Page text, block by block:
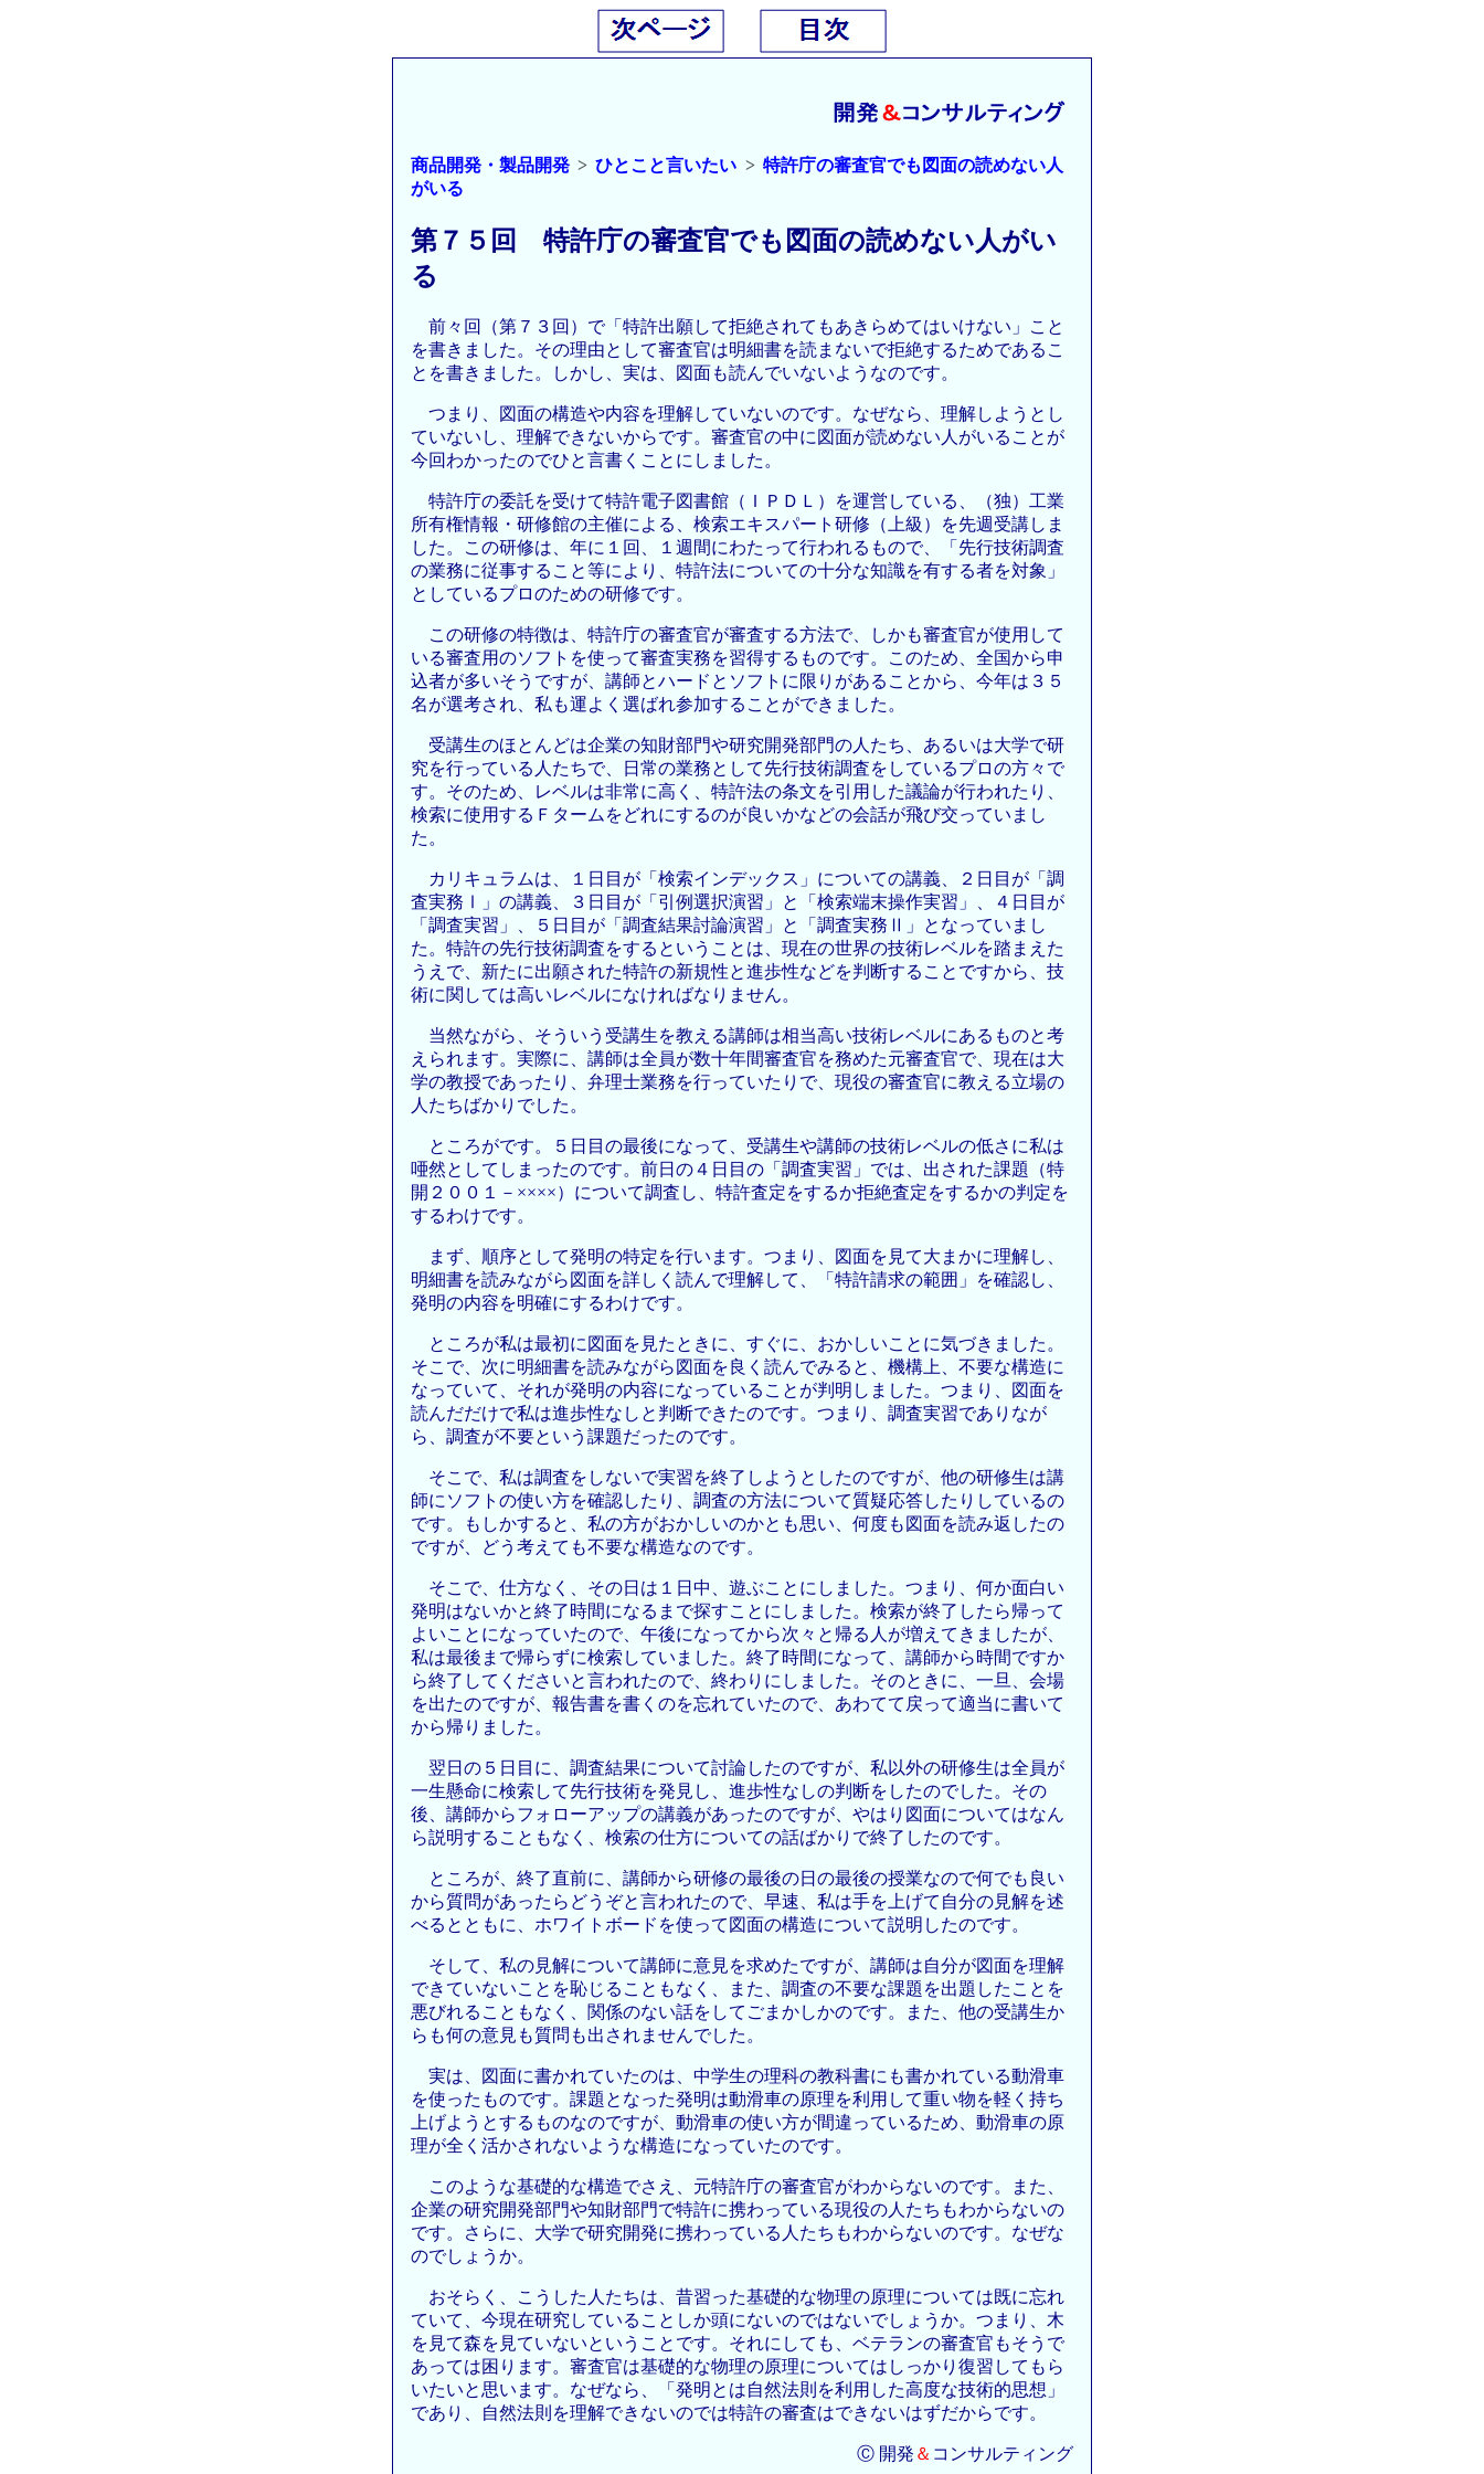
商品開発・製品開発 ひとこと言いたい
特許庁の審査官でも図面の読めない人
がいる
第７５回 特許庁の審査官でも図面の読めない人がい
る
前々回（第７３回）で「特許出願して拒絶されてもあきらめてはいけない」こと
を書きました。その理由として審査官は明細書を読まないで拒絶するためであるこ
とを書きました。しかし、実は、図面も読んでいないようなのです。
つまり、図面の構造や内容を理解していないのです。なぜなら、理解しようとし
ていないし、理解できないからです。審査官の中に図面が読めない人がいることが
今回わかったのでひと言書くことにしました。
特許庁の委託を受けて特許電子図書館（ＩＰＤＬ）を運営している、（独）工業
所有権情報・研修館の主催による、検索エキスパート研修（上級）を先週受講しま
した。この研修は、年に１回、１週間にわたって行われるもので、「先行技術調査
の業務に従事すること等により、特許法についての十分な知識を有する者を対象」
としているプロのための研修です。
この研修の特徴は、特許庁の審査官が審査する方法で、しかも審査官が使用して
いる審査用のソフトを使って審査実務を習得するものです。このため、全国から申
込者が多いそうですが、講師とハードとソフトに限りがあることから、今年は３５
名が選考され、私も運よく選ばれ参加することができました。
受講生のほとんどは企業の知財部門や研究開発部門の人たち、あるいは大学で研
究を行っている人たちで、日常の業務として先行技術調査をしているプロの方々で
す。そのため、レベルは非常に高く、特許法の条文を引用した議論が行われたり、
検索に使用するＦタームをどれにするのが良いかなどの会話が飛び交っていまし
た。
カリキュラムは、１日目が「検索インデックス」についての講義、２日目が「調
査実務Ⅰ」の講義、３日目が「引例選択演習」と「検索端末操作実習」、４日目が
「調査実習」、５日目が「調査結果討論演習」と「調査実務Ⅱ」となっていまし
た。特許の先行技術調査をするということは、現在の世界の技術レベルを踏まえた
うえで、新たに出願された特許の新規性と進歩性などを判断することですから、技
術に関しては高いレベルになければなりません。
当然ながら、そういう受講生を教える講師は相当高い技術レベルにあるものと考
えられます。実際に、講師は全員が数十年間審査官を務めた元審査官で、現在は大
学の教授であったり、弁理士業務を行っていたりで、現役の審査官に教える立場の
人たちばかりでした。
ところがです。５日目の最後になって、受講生や講師の技術レベルの低さに私は
唖然としてしまったのです。前日の４日目の「調査実習」では、出された課題（特
開２００１－××××）について調査し、特許査定をするか拒絶査定をするかの判定を
するわけです。
まず、順序として発明の特定を行います。つまり、図面を見て大まかに理解し、
明細書を読みながら図面を詳しく読んで理解して、「特許請求の範囲」を確認し、
発明の内容を明確にするわけです。
ところが私は最初に図面を見たときに、すぐに、おかしいことに気づきました。
そこで、次に明細書を読みながら図面を良く読んでみると、機構上、不要な構造に
なっていて、それが発明の内容になっていることが判明しました。つまり、図面を
読んだだけで私は進歩性なしと判断できたのです。つまり、調査実習でありなが
ら、調査が不要という課題だったのです。
そこで、私は調査をしないで実習を終了しようとしたのですが、他の研修生は講
師にソフトの使い方を確認したり、調査の方法について質疑応答したりしているの
です。もしかすると、私の方がおかしいのかとも思い、何度も図面を読み返したの
ですが、どう考えても不要な構造なのです。
そこで、仕方なく、その日は１日中、遊ぶことにしました。つまり、何か面白い
発明はないかと終了時間になるまで探すことにしました。検索が終了したら帰って
よいことになっていたので、午後になってから次々と帰る人が増えてきましたが、
私は最後まで帰らずに検索していました。終了時間になって、講師から時間ですか
ら終了してくださいと言われたので、終わりにしました。そのときに、一旦、会場
を出たのですが、報告書を書くのを忘れていたので、あわてて戻って適当に書いて
から帰りました。
翌日の５日目に、調査結果について討論したのですが、私以外の研修生は全員が
一生懸命に検索して先行技術を発見し、進歩性なしの判断をしたのでした。その
後、講師からフォローアップの講義があったのですが、やはり図面についてはなん
ら説明することもなく、検索の仕方についての話ばかりで終了したのです。
ところが、終了直前に、講師から研修の最後の日の最後の授業なので何でも良い
から質問があったらどうぞと言われたので、早速、私は手を上げて自分の見解を述
べるとともに、ホワイトボードを使って図面の構造について説明したのです。
そして、私の見解について講師に意見を求めたですが、講師は自分が図面を理解
できていないことを恥じることもなく、また、調査の不要な課題を出題したことを
悪びれることもなく、関係のない話をしてごまかしかのです。また、他の受講生か
らも何の意見も質問も出されませんでした。
実は、図面に書かれていたのは、中学生の理科の教科書にも書かれている動滑車
を使ったものです。課題となった発明は動滑車の原理を利用して重い物を軽く持ち
上げようとするものなのですが、動滑車の使い方が間違っているため、動滑車の原
理が全く活かされないような構造になっていたのです。
このような基礎的な構造でさえ、元特許庁の審査官がわからないのです。また、
企業の研究開発部門や知財部門で特許に携わっている現役の人たちもわからないの
です。さらに、大学で研究開発に携わっている人たちもわからないのです。なぜな
のでしょうか。
おそらく、こうした人たちは、昔習った基礎的な物理の原理については既に忘れ
ていて、今現在研究していることしか頭にないのではないでしょうか。つまり、木
を見て森を見ていないということです。それにしても、ベテランの審査官もそうで
あっては困ります。審査官は基礎的な物理の原理についてはしっかり復習してもら
いたいと思います。なぜなら、「発明とは自然法則を利用した高度な技術的思想」
であり、自然法則を理解できないのでは特許の審査はできないはずだからです。
Ⓒ 開発 ＆ コンサルティング